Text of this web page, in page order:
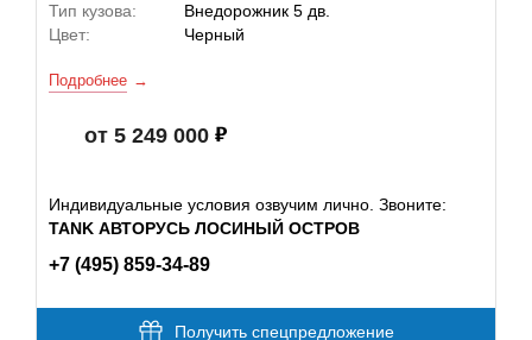
Тип кузова:
Внедорожник 5 дв.
Цвет:
Черный
Подробнее
от 5 249 000
Индивидуальные условия озвучим лично. Звоните:
TANK АВТОРУСЬ ЛОСИНЫЙ ОСТРОВ
+7 (495) 859-34-89
Получить спецпредложение